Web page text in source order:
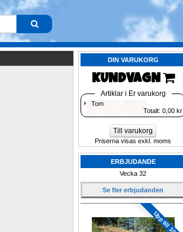
DIN VARUKORG
KUNDVAGN
Artiklar i Er varukorg
Tom
Totalt: 0,00 kr
Till varukorg
Priserna visas exkl. moms
ERBJUDANDE
Vecka 32
Se fler erbjudanden
Upp till 10%